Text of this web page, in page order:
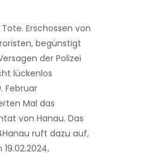
Erschossen von
begünstigt
der Polizei
lückenlos
Februar
Mal das
von Hanau. Das
ruft dazu auf,